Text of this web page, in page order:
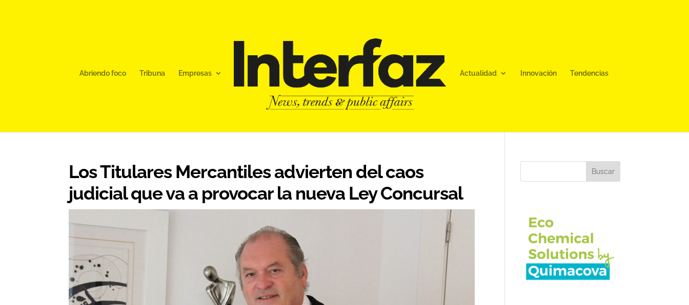
Abriendo foco Tribuna Empresas Actualidad Innovación Tendencias
Los Titulares Mercantiles advierten del caos
judicial que va a provocar la nueva Ley Concursal
Buscar